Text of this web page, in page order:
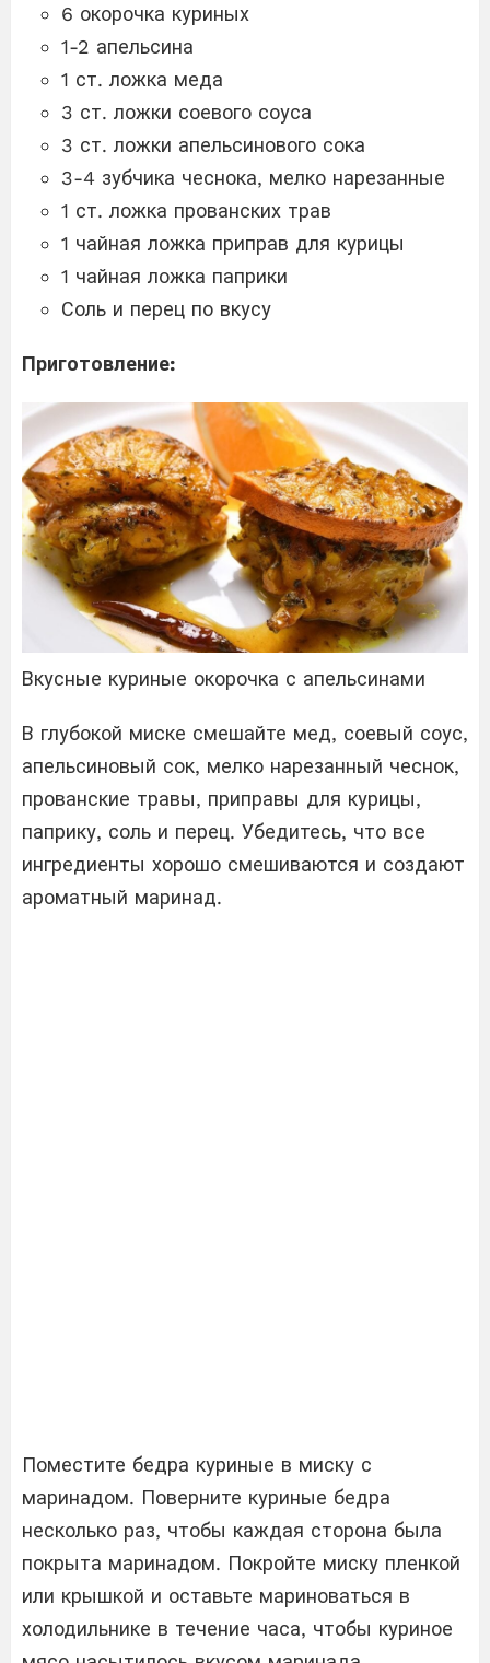
6 окорочка куриных
1-2 апельсина
1 ст. ложка меда
3 ст. ложки соевого соуса
3 ст. ложки апельсинового сока
3-4 зубчика чеснока, мелко нарезанные
1 ст. ложка прованских трав
1 чайная ложка приправ для курицы
1 чайная ложка паприки
Соль и перец по вкусу
Приготовление:
Вкусные куриные окорочка с апельсинами
В глубокой миске смешайте мед, соевый соус,
апельсиновый сок, мелко нарезанный чеснок,
прованские травы, приправы для курицы,
паприку, соль и перец. Убедитесь, что все
ингредиенты хорошо смешиваются и создают
ароматный маринад.
Поместите бедра куриные в миску с
маринадом. Поверните куриные бедра
несколько раз, чтобы каждая сторона была
покрыта маринадом. Покройте миску пленкой
или крышкой и оставьте мариноваться в
холодильнике в течение часа, чтобы куриное